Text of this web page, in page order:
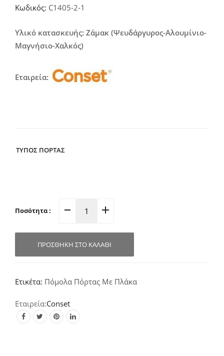
11,00€
through
24,00€
Κωδικός: C1405-2-1
Υλικό κατασκευής: Ζάμακ (Ψευδάργυρος-Αλουμίνιο-
Μαγνήσιο-Χαλκός)
Εταιρεία:
ΤΥΠΟΣ ΠΟΡΤΑΣ
Ποσότητα :
Πόμολο
Πλάκα
quantity
ΠΡΟΣΘΉΚΗ ΣΤΟ ΚΑΛΆΘΙ
Ετικέτα: Πόμολα Πόρτας Με Πλάκα
Conset